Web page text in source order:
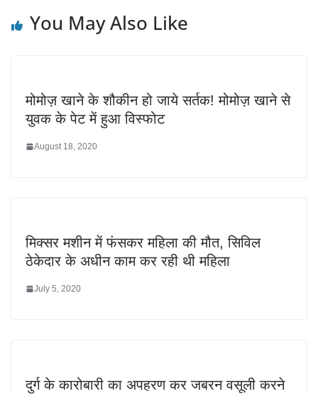
You May Also Like
मोमोज़ खाने के शौकीन हो जाये सर्तक! मोमोज़ खाने से
युवक के पेट में हुआ विस्फोट
August 18, 2020
मिक्सर मशीन में फंसकर महिला की मौत, सिविल
ठेकेदार के अधीन काम कर रही थी महिला
July 5, 2020
दुर्ग के कारोबारी का अपहरण कर जबरन वसूली करने